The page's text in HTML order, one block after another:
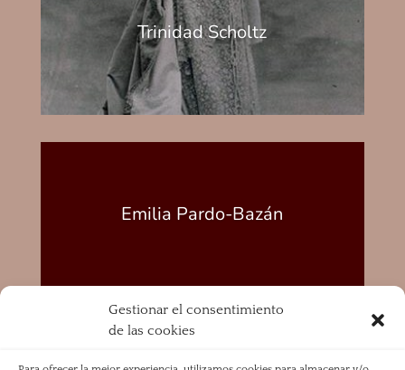
Gestionar el consentimiento
de las cookies
Trinidad Scholtz
Emilia Pardo-Bazán